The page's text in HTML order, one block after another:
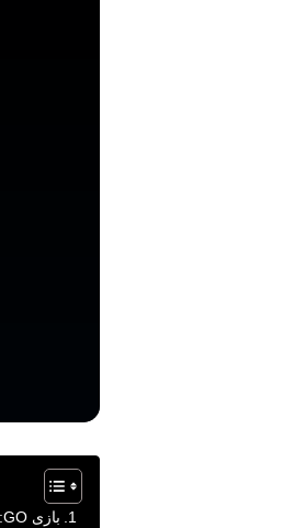
بازی CS:GO نسخه ی اندروید